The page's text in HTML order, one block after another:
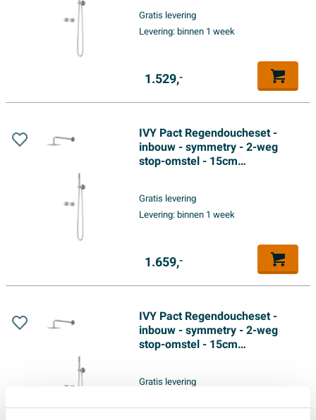
uitlaat - 150cm doucheslang -
satin spray handdouche -
Gratis levering
Levering:binnen 1 week
1.529,-
IVY Pact Regendoucheset -
inbouw - symmetry - 2-weg
stop-omstel - 15cm
uitlaat - 150cm doucheslang -
3-standen handdouche -
Gratis levering
Levering:binnen 1 week
1.659,-
IVY Pact Regendoucheset -
inbouw - symmetry - 2-weg
stop-omstel - 15cm
uitlaat - 150cm doucheslang -
Gratis levering